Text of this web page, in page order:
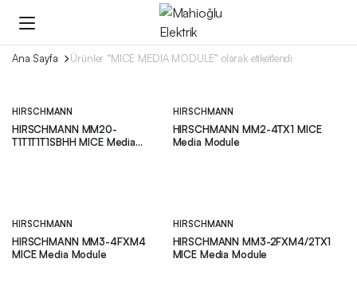
Ana Sayfa Ürünler “MICE MEDIA MODULE” olarak etiketlendi
HIRSCHMANN
HIRSCHMANN MM20-
T1T1T1T1SBHH MICE Media
HIRSCHMANN
HIRSCHMANN MM2-4TX1 MICE
Media Module
HIRSCHMANN
HIRSCHMANN MM3-4FXM4
MICE Media Module
HIRSCHMANN
HIRSCHMANN MM3-2FXM4/2TX1
MICE Media Module